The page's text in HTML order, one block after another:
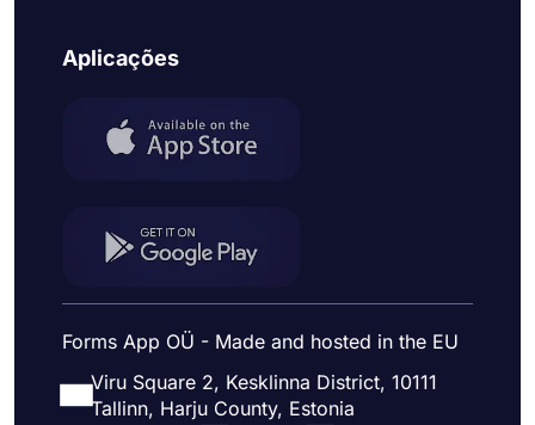
Aplicações
Forms App OÜ - Made and hosted in the EU
Viru Square 2, Kesklinna District, 10111
Tallinn, Harju County, Estonia